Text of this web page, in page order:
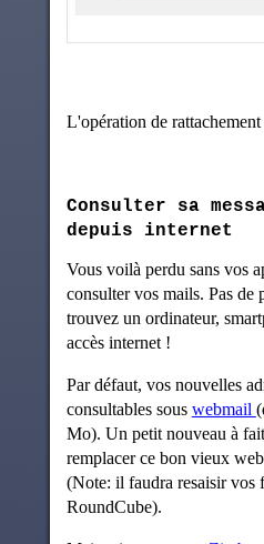
L'opération de
Consulter sa
depuis internet
Vous voilà perdu sans vos
consulter vos mails. Pas de
trouvez un ordinateur,
accès internet !
Par défaut, vos nouvelles
consultables sous webmail
Mo). Un petit nouveau à
remplacer ce bon vieux
(Note: il faudra resaisir vos
RoundCube).